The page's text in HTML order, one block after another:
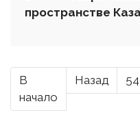
пространстве
В
начало
Назад 54